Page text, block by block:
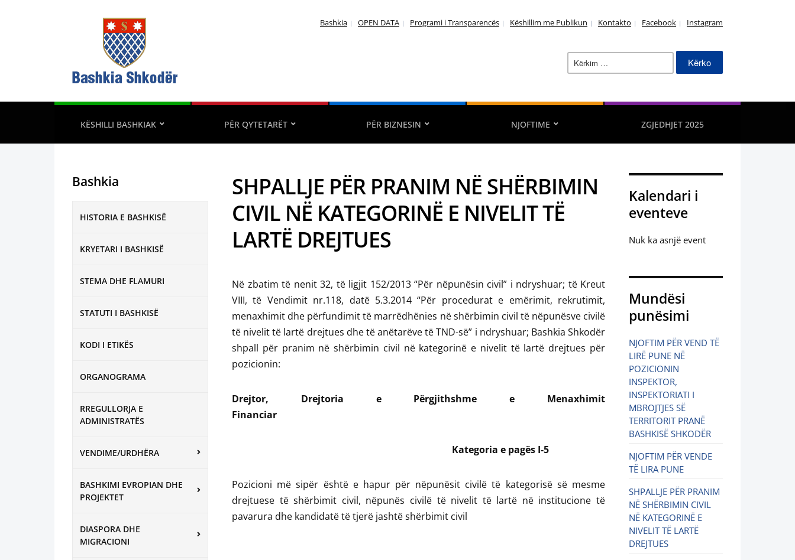
Bashkia OPEN DATA Programi i Transparencës Këshillim me Publikun Kontakto Facebook Instagram
Kërko
për:
KËSHILLI BASHKIAK PËR QYTETARËT PËR BIZNESIN NJOFTIME ZGJEDHJET 2025
Bashkia
HISTORIA E BASHKISË
KRYETARI I BASHKISË
STEMA DHE FLAMURI
STATUTI I BASHKISË
KODI I ETIKËS
ORGANOGRAMA
RREGULLORJA E
ADMINISTRATËS
VENDIME/URDHËRA
BASHKIMI EVROPIAN DHE
PROJEKTET
DIASPORA DHE
MIGRACIONI
SHPALLJE PËR PRANIM NË SHËRBIMIN
CIVIL NË KATEGORINË E NIVELIT TË
LARTË DREJTUES
Në zbatim të nenit 32, të ligjit 152/2013 “Për nëpunësin civil” i ndryshuar; të Kreut
VIII, të Vendimit nr.118, datë 5.3.2014 “Për procedurat e emërimit, rekrutimit,
menaxhimit dhe përfundimit të marrëdhënies në shërbimin civil të nëpunësve civilë
të nivelit të lartë drejtues dhe të anëtarëve të TND-së” i ndryshuar; Bashkia Shkodër
shpall për pranim në shërbimin civil në kategorinë e nivelit të lartë drejtues për
pozicionin:
Drejtor, Drejtoria e Përgjithshme e Menaxhimit
Financiar
Kategoria e pagës I-5
Pozicioni më sipër është e hapur për nëpunësit civilë të kategorisë së mesme
drejtuese të shërbimit civil, nëpunës civilë të nivelit të lartë në institucione të
pavarura dhe kandidatë të tjerë jashtë shërbimit civil
Kalendari i
eventeve
Nuk ka asnjë event
Mundësi
punësimi
NJOFTIM PËR VEND TË
LIRË PUNE NË
POZICIONIN
INSPEKTOR,
INSPEKTORIATI I
MBROJTJES SË
TERRITORIT PRANË
BASHKISË SHKODËR
NJOFTIM PËR VENDE
TË LIRA PUNE
SHPALLJE PËR PRANIM
NË SHËRBIMIN CIVIL
NË KATEGORINË E
NIVELIT TË LARTË
DREJTUES